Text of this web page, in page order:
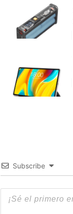
Subscribe